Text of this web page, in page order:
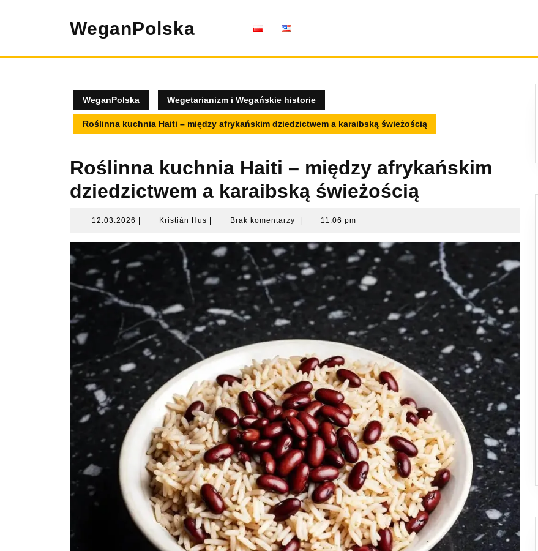
WeganPolska
WeganPolska Wegetarianizm i Wegańskie historie
Roślinna kuchnia Haiti – między afrykańskim dziedzictwem a karaibską świeżością
Roślinna kuchnia Haiti – między afrykańskim
dziedzictwem a karaibską świeżością
12.03.2026 12.03.2026Kristián Hus KristiánBrak komentarzy 11:06 pm